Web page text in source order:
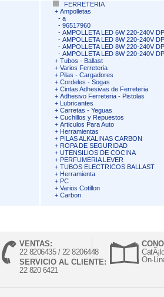
FERRETERIA
+ Ampolletas
- a
- 96517960
- AMPOLLETA LED 6W 220-240V
- AMPOLLETA LED 8W 220-240V
- AMPOLLETA LED 8W 220-240V
- AMPOLLETA LED 8W 220-240V
+ Tubos - Ballast
+ Varios Ferreteria
+ Pilas - Cargadores
+ Cordeles - Sogas
+ Cintas Adhesivas de Ferreteria
+ Adhesivo Ferreteria - Pistolas
+ Lubricantes
+ Carretas - Yeguas
+ Cuchillos y Repuestos
+ Articulos Para Auto
+ Herramientas
+ PILAS ALKALINAS CARBON
+ ROPA DE SEGURIDAD
+ UTENSILIOS DE COCINA
+ PERFUMERIA LEVER
+ TUBOS ELECTRICOS BALLAST
+ Herramienta
+ PC
+ Varios Cotillon
+ Carbon
VENTAS:
22 8206435 / 22 8206448
SERVICIO AL CLIENTE:
22 820 6421
On-